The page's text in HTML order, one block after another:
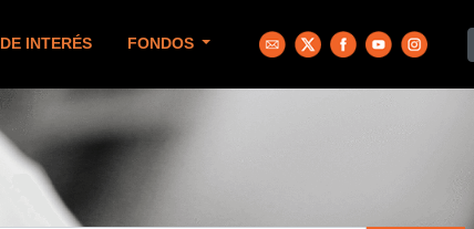
INTERÉS FONDOS